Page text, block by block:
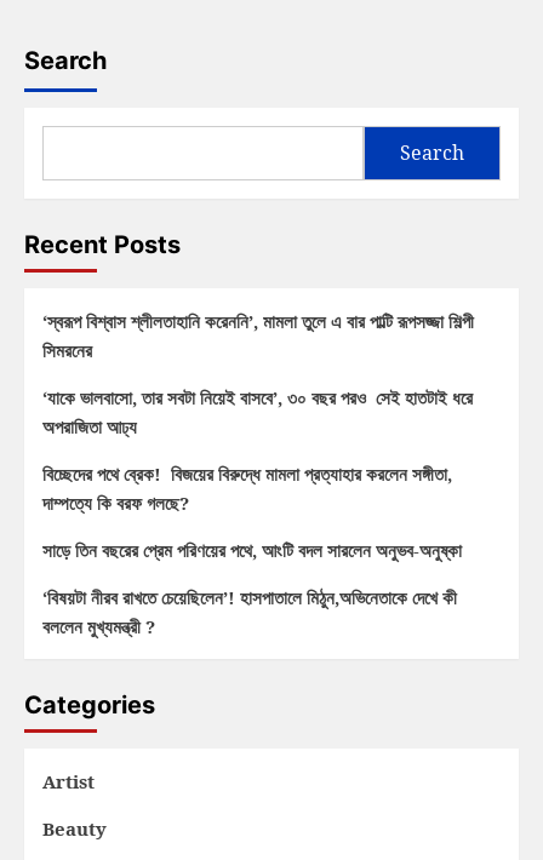
Search
Search
Recent Posts
‘স্বরূপ বিশ্বাস শ্লীলতাহানি করেননি’, মামলা তুলে এ বার পাল্টি রূপসজ্জা শিল্পী
সিমরনের
‘যাকে ভালবাসো, তার সবটা নিয়েই বাসবে’, ৩০ বছর পরও সেই হাতটাই ধরে
অপরাজিতা আঢ্য
বিচ্ছেদের পথে ব্রেক! বিজয়ের বিরুদ্ধে মামলা প্রত্যাহার করলেন সঙ্গীতা,
দাম্পত্যে কি বরফ গলছে?
সাড়ে তিন বছরের প্রেম পরিণয়ের পথে, আংটি বদল সারলেন অনুভব-অনুষ্কা
‘বিষয়টা নীরব রাখতে চেয়েছিলেন’! হাসপাতালে মিঠুন,অভিনেতাকে দেখে কী
বললেন মুখ্যমন্ত্রী ?
Categories
Artist
Beauty